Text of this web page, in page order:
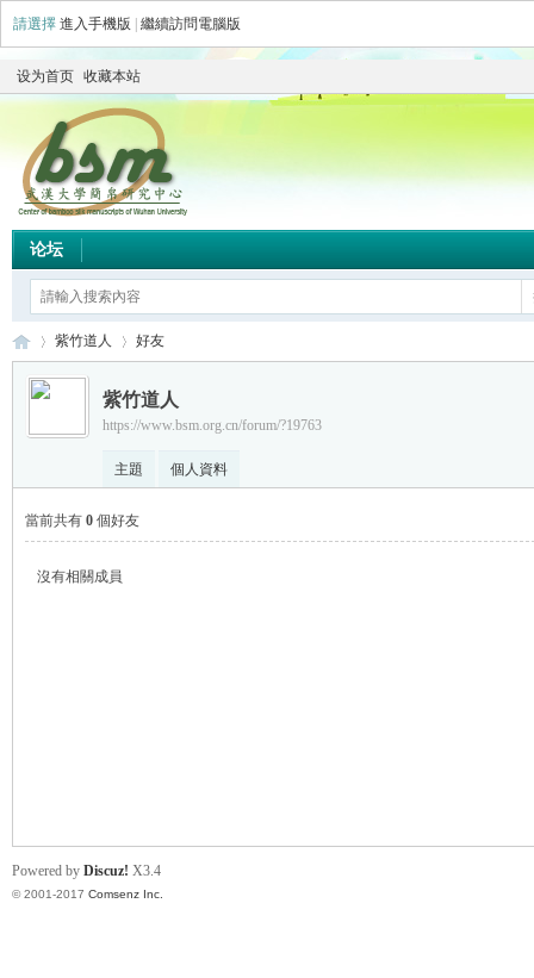
請選擇 進入手機版 繼續訪問電腦版
设为首页 收藏本站
论坛
›
紫竹道人 好友
紫竹道人
https://www.bsm.org.cn/forum/?19763
主題 個人資料
當前共有 0 個好友
沒有相關成員
Powered by Discuz! X3.4
© 2001-2017 Comsenz Inc.